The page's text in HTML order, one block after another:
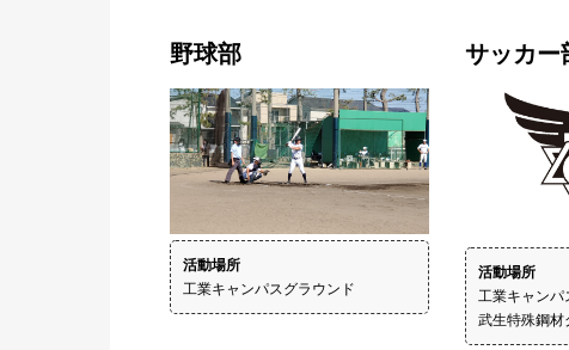
野球部
活動場所
工業キャンパスグラウンド
サッカー
活動場所
工業キャンパ
武生特殊鋼材